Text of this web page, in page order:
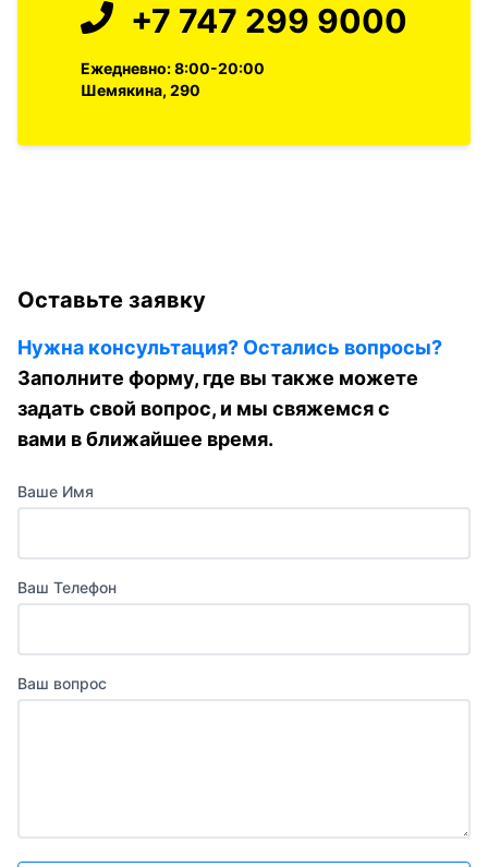
+7 747 299 9000
Ежедневно: 8:00-20:00
Шемякина, 290
Оставьте заявку
Нужна консультация? Остались вопросы?
Заполните форму, где вы также можете
задать свой вопрос, и мы свяжемся с
вами в ближайшее время.
Ваше Имя
Ваш Телефон
Ваш вопрос